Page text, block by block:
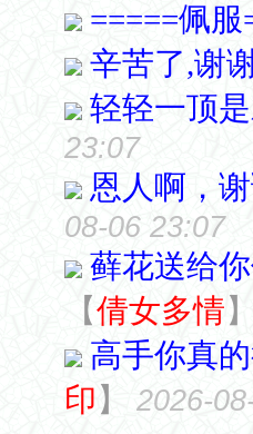
=====佩服
辛苦了,谢
轻轻一顶
23:07
恩人啊，
08-06 23:07
藓花送给
【倩女多情】
高手你真
印 】 2026-